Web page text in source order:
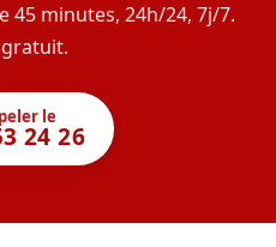
45 minutes, 24h/24, 7j/7.
le
24 26